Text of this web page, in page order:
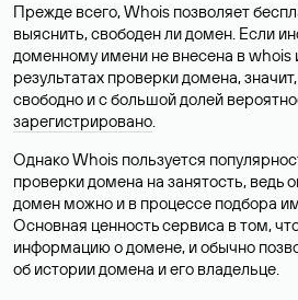
Прежде всего, Whois позволяет
выяснить, свободен ли домен. Если
доменному имени не внесена в whois
результатах проверки домена,
свободно и с большой долей
зарегистрировано.
Однако Whois пользуется
проверки домена на занятость, ведь
домен можно и в процессе подбора
Основная ценность сервиса в том,
информацию о домене, и обычно
об истории домена и его владельце.